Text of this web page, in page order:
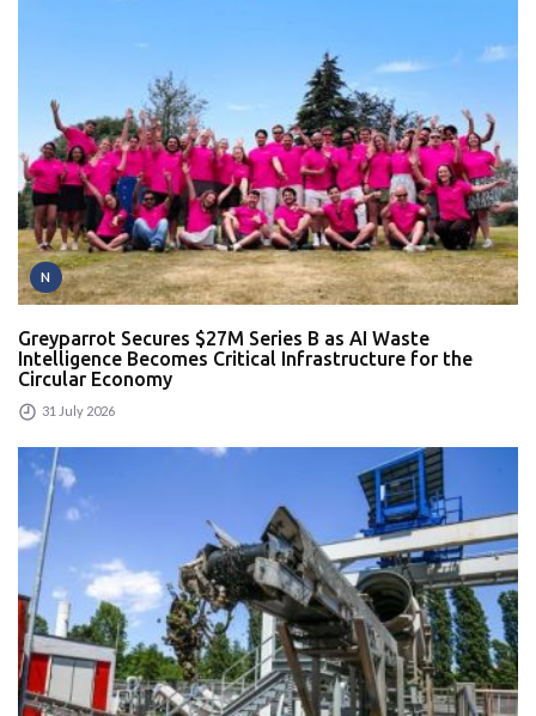
N
Greyparrot Secures $27M Series B as AI Waste
Intelligence Becomes Critical Infrastructure for the
Circular Economy
31 July 2026